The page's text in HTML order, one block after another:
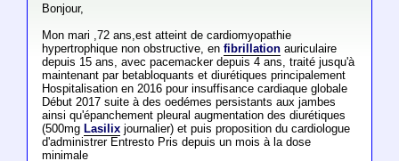
Bonjour,
Mon mari ,72 ans,est atteint de cardiomyopathie
hypertrophique non obstructive, en fibrillationauriculaire
depuis 15 ans, avec pacemacker depuis 4 ans, traité jusqu'à
maintenant par betabloquants et diurétiques principalement
Hospitalisation en 2016 pour insuffisance cardiaque globale
Début 2017 suite à des oedémes persistants aux jambes
ainsi qu'épanchement pleural augmentation des diurétiques
(500mg Lasilixjournalier) et puis proposition du cardiologue
d'administrer Entresto Pris depuis un mois à la dose
minimale